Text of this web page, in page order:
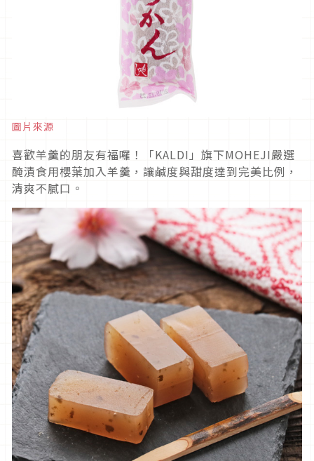
圖片來源
喜歡羊羹的朋友有福囉！「KALDI」旗下MOHEJI嚴選
醃漬食用櫻葉加入羊羹，讓鹹度與甜度達到完美比例，
清爽不膩口。